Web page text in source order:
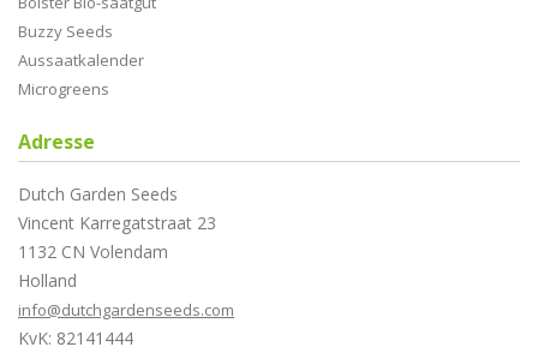
Buzzy Seeds
Aussaatkalender
Microgreens
Adresse
Dutch Garden Seeds
Vincent Karregatstraat 23
1132 CN Volendam
Holland
info@dutchgardenseeds.com
KvK: 82141444